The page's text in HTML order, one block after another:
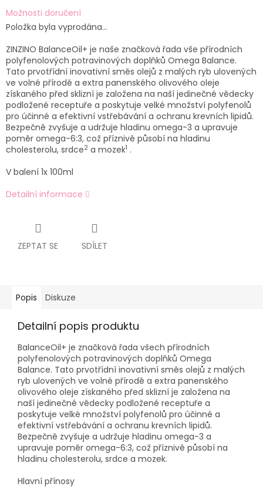
Možnosti doručení
Položka byla vyprodána…
ZINZINO BalanceOil+ je naše značková řada vše přírodních
polyfenolových potravinových doplňků Omega Balance.
Tato prvotřídní inovativní směs olejů z malých ryb ulovených
ve volné přírodě a extra panenského olivového oleje
získaného před sklizní je založena na naší jedinečné vědecky
podložené receptuře a poskytuje velké množství polyfenolů
pro účinné a efektivní vstřebávání a ochranu krevních lipidů.
Bezpečně zvyšuje a udržuje hladinu omega-3 a upravuje
poměr omega-6:3, což příznivě působí na hladinu
cholesterolu, srdce2 a mozek1 .
V balení 1x 100ml
Detailní informace
ZEPTAT SE SDÍLET
Popis Diskuze
Detailní popis produktu
BalanceOil+ je značková řada všech přírodních
polyfenolových potravinových doplňků Omega
Balance. Tato prvotřídní inovativní směs olejů z malých
ryb ulovených ve volné přírodě a extra panenského
olivového oleje získaného před sklizní je založena na
naší jedinečné vědecky podložené receptuře a
poskytuje velké množství polyfenolů pro účinné a
efektivní vstřebávání a ochranu krevních lipidů.
Bezpečně zvyšuje a udržuje hladinu omega-3 a
upravuje poměr omega-6:3, což příznivě působí na
hladinu cholesterolu, srdce a mozek.
Hlavní přínosy